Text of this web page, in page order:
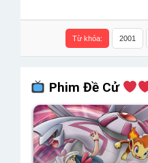
Từ khóa: 2001
Phim Đề Cử